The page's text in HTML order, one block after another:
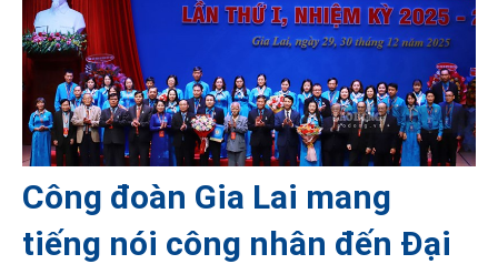
Công đoàn Gia Lai mang
tiếng nói công nhân đến Đại